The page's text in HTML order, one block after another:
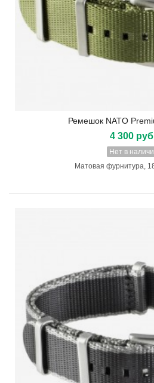
Ремешок NATO
4 300
Нет в
Матовая фурнитура,